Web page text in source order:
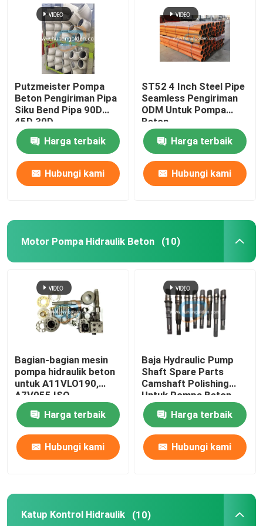
Rumah
Produk
Tentang kami
Tur Pabrik
Kontrol kualitas
Hubungi kami
Berita
Permintaan Penawaran
Pipa Pengiriman Pompa Beton
Putzmeister Pompa
Beton Pengiriman Pipa
Siku Bend Pipa 90D
45D 30D
Harga terbaik
Hubungi kami
ST52 4 Inch Steel Pipe
Seamless Pengiriman
ODM Untuk Pompa
Beton
Harga terbaik
Hubungi kami
Motor Pompa Hidraulik Beton (10)
Bagian-bagian mesin
pompa hidraulik beton
untuk A11VLO190,
A7V055 ISO
Harga terbaik
Hubungi kami
Baja Hydraulic Pump
Shaft Spare Parts
Camshaft Polishing
Untuk Pompa Beton
Harga terbaik
Hubungi kami
Katup Kontrol Hidraulik (10)